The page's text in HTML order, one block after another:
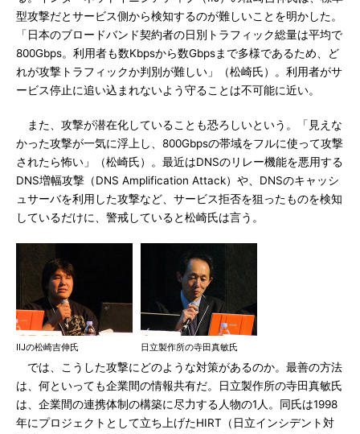
型攻撃だとサービス側から検知するのが難しいことを明かした。
「日本のブロードバンド契約者の日別トラフィック総量は平均で
800Gbps。利用者も数Kbpsから数Gbpsまで多様であるため、ど
れが攻撃トラフィックか判別が難しい」（松崎氏）。利用者がサ
ービス停止に追い込まれないよう守ることは不可能に近い。
また、攻撃が潜在化していることも恐ろしいという。「見えな
かった攻撃が一気に浮上し、800Gbpsの帯域をフルに使って攻撃
されたら怖い」（松崎氏）。最近はDNSのリレー機能を悪用する
DNS増幅攻撃（DNS Amplification Attack）や、DNSのキャッシ
ュサーバを利用した攻撃など、サービス拒否を狙ったものを検知
しているだけに、警戒していると松崎氏は言う。
IIJの松崎吉伸氏 日立製作所の寺田真敏氏
では、こうした攻撃にどのような対策があるのか。最善の方法
は、何といっても企業間の情報共有だ。日立製作所の寺田真敏氏
は、企業間の連携体制の構築に尽力する人物の1人。同氏は1998
年にプロジェクトとして立ち上げたHIRT（日立インシデント対